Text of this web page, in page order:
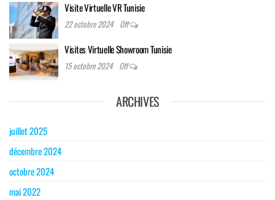
Visite Virtuelle VR Tunisie
22 octobre 2024 Off
Visites Virtuelle Showroom Tunisie
15 octobre 2024 Off
ARCHIVES
juillet 2025
décembre 2024
octobre 2024
mai 2022